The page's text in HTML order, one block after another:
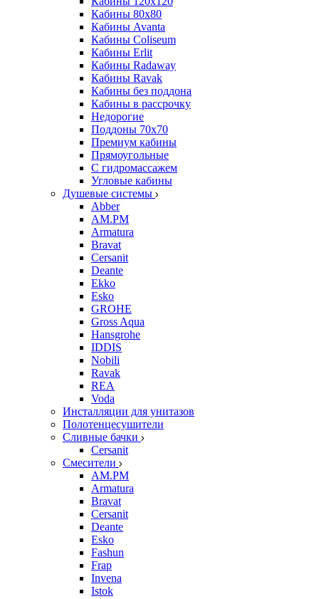
Кабины 80х80
Кабины Avanta
Кабины Coliseum
Кабины Erlit
Кабины Radaway
Кабины Ravak
Кабины без поддона
Кабины в рассрочку
Недорогие
Поддоны 70x70
Премиум кабины
Прямоугольные
С гидромассажем
Угловые кабины
Душевые системы
Abber
AM.PM
Armatura
Bravat
Cersanit
Deante
Ekko
Esko
GROHE
Gross Aqua
Hansgrohe
IDDIS
Nobili
Ravak
REA
Voda
Инсталляции для унитазов
Полотенцесушители
Сливные бачки
Cersanit
Смесители
AM.PM
Armatura
Bravat
Cersanit
Deante
Esko
Fashun
Frap
Invena
Istok